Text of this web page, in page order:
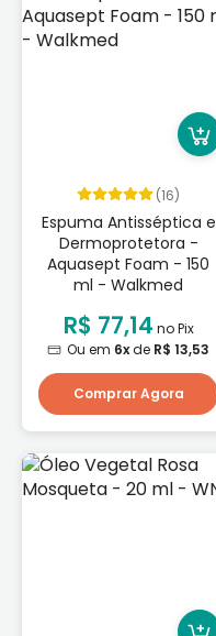
(16)
Espuma Antisséptica e
Dermoprotetora -
Aquasept Foam - 150
ml - Walkmed
R$ 77,14 no Pix
Ou em 6xde R$ 13,53
Comprar Agora